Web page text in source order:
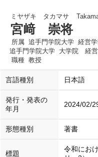
ミヤザキ タカマサ
宮﨑 崇将
所属 追手門学院大学 経営
追手門学院大学 大学院 経営
職種 教授
言語種別 日本語
発行・発表の
年月
2024/02/
形態種別 著書
標題
令和にお